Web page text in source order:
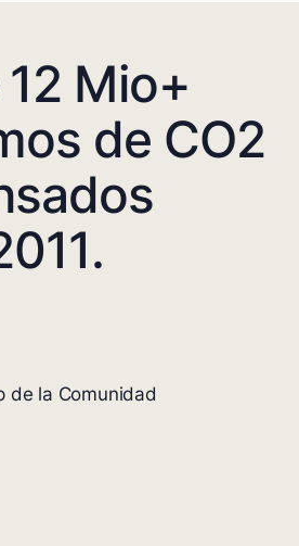
Mio+
de CO2
de la Comunidad